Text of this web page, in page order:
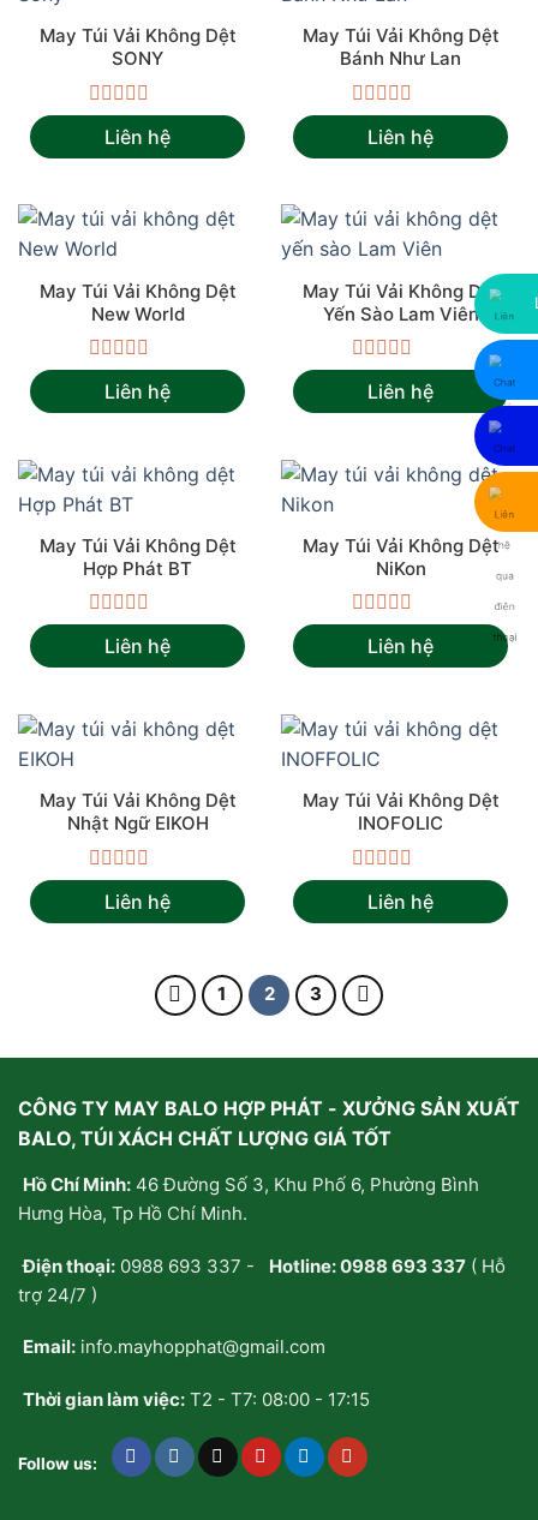
May Túi Vải Không Dệt
SONY
Được
xếp
hạng
sao
Liên hệ
May Túi Vải Không Dệt
Bánh Như Lan
Được
xếp
hạng
sao
Liên hệ
May Túi Vải Không Dệt
New World
Được
xếp
hạng
sao
Liên hệ
May Túi Vải Không Dệt
Yến Sào Lam Viên
Được
xếp
hạng
sao
Liên hệ
May Túi Vải Không Dệt
Hợp Phát BT
Được
xếp
hạng
sao
Liên hệ
May Túi Vải Không Dệt
NiKon
Được
xếp
hạng
sao
Liên hệ
May Túi Vải Không Dệt
Nhật Ngữ EIKOH
Được
xếp
hạng
Liên hệ
May Túi Vải Không Dệt
INOFOLIC
Được
xếp
hạng
sao
Liên hệ
1 2 3
CÔNG TY MAY BALO HỢP PHÁT - XƯỞNG SẢN XUẤT
BALO, TÚI XÁCH CHẤT LƯỢNG GIÁ TỐT
Hồ Chí Minh: 46 Đường Số 3, Khu Phố 6, Phường Bình
Hưng Hòa, Tp Hồ Chí Minh.
Điện thoại: 0988 693 337 - Hotline:0988 693 337 ( Hỗ
trợ 24/7 )
Email: info.mayhopphat@gmail.com
Thời gian làm việc: T2 - T7: 08:00 - 17:15
Follow us: